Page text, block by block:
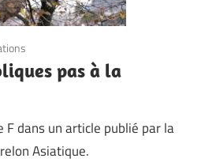
pas à la
F dans un article publié par la
Asiatique.